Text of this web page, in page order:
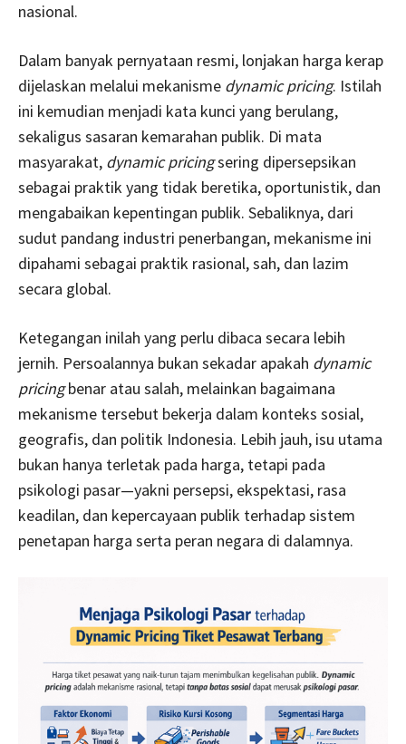
nasional.
Dalam banyak pernyataan resmi, lonjakan harga kerap
dijelaskan melalui mekanisme dynamic pricing. Istilah
ini kemudian menjadi kata kunci yang berulang,
sekaligus sasaran kemarahan publik. Di mata
masyarakat, dynamic pricingsering dipersepsikan
sebagai praktik yang tidak beretika, oportunistik, dan
mengabaikan kepentingan publik. Sebaliknya, dari
sudut pandang industri penerbangan, mekanisme ini
dipahami sebagai praktik rasional, sah, dan lazim
secara global.
Ketegangan inilah yang perlu dibaca secara lebih
jernih. Persoalannya bukan sekadar apakah dynamic
pricingbenar atau salah, melainkan bagaimana
mekanisme tersebut bekerja dalam konteks sosial,
geografis, dan politik Indonesia. Lebih jauh, isu utama
bukan hanya terletak pada harga, tetapi pada
psikologi pasar—yakni persepsi, ekspektasi, rasa
keadilan, dan kepercayaan publik terhadap sistem
penetapan harga serta peran negara di dalamnya.